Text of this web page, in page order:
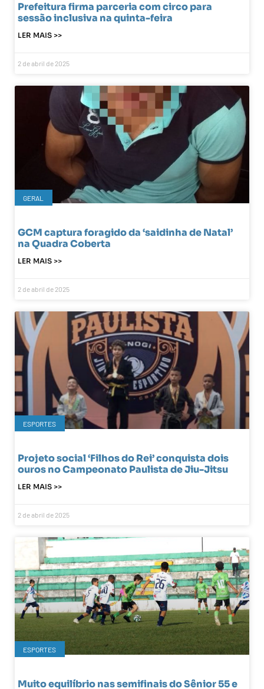
Prefeitura firma parceria com circo para
sessão inclusiva na quinta-feira
LER MAIS >>
2 de abril de 2025
GERAL
GCM captura foragido da ‘saidinha de Natal’
na Quadra Coberta
LER MAIS >>
2 de abril de 2025
ESPORTES
Projeto social ‘Filhos do Rei’ conquista dois
ouros no Campeonato Paulista de Jiu-Jitsu
LER MAIS >>
2 de abril de 2025
ESPORTES
Muito equilíbrio nas semifinais do Sênior 55 e